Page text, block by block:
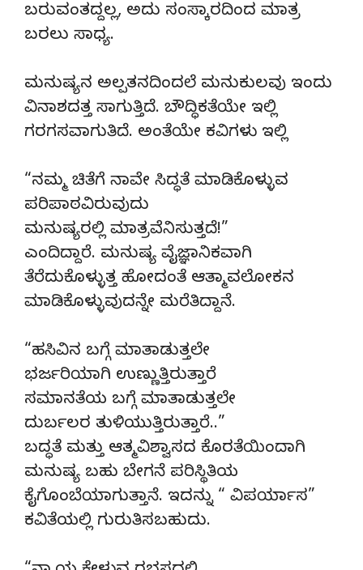
ಬರುವಂತದ್ದಲ್ಲ, ಅದು ಸಂಸ್ಕಾರದಿಂದ ಮಾತ್ರ
ಬರಲು ಸಾಧ್ಯ.
ಮನುಷ್ಯನ ಅಲ್ಪತನದಿಂದಲೆ ಮನುಕುಲವು ಇಂದು
ವಿನಾಶದತ್ತ ಸಾಗುತ್ತಿದೆ. ಬೌದ್ಧಿಕತೆಯೇ ಇಲ್ಲಿ
ಗರಗಸವಾಗುತಿದೆ. ಅಂತೆಯೇ ಕವಿಗಳು ಇಲ್ಲಿ
“ನಮ್ಮ ಚಿತೆಗೆ ನಾವೇ ಸಿದ್ಧತೆ ಮಾಡಿಕೊಳ್ಳುವ
ಪರಿಪಾಠವಿರುವುದು
ಮನುಷ್ಯರಲ್ಲಿ ಮಾತ್ರವೆನಿಸುತ್ತದೆ!”
ಎಂದಿದ್ದಾರೆ. ಮನುಷ್ಯ ವೈಜ್ಞಾನಿಕವಾಗಿ
ತೆರೆದುಕೊಳ್ಳುತ್ತ ಹೋದಂತೆ ಆತ್ಮಾವಲೋಕನ
ಮಾಡಿಕೊಳ್ಳುವುದನ್ನೇ ಮರೆತಿದ್ದಾನೆ.
“ಹಸಿವಿನ ಬಗ್ಗೆ ಮಾತಾಡುತ್ತಲೇ
ಭರ್ಜರಿಯಾಗಿ ಉಣ್ಣುತ್ತಿರುತ್ತಾರೆ
ಸಮಾನತೆಯ ಬಗ್ಗೆ ಮಾತಾಡುತ್ತಲೇ
ದುರ್ಬಲರ ತುಳಿಯುತ್ತಿರುತ್ತಾರೆ..”
ಬದ್ಧತೆ ಮತ್ತು ಆತ್ಮವಿಶ್ವಾಸದ ಕೊರತೆಯಿಂದಾಗಿ
ಮನುಷ್ಯ ಬಹು ಬೇಗನೆ ಪರಿಸ್ಥಿತಿಯ
ಕೈಗೊಂಬೆಯಾಗುತ್ತಾನೆ. ಇದನ್ನು “ ವಿಪರ್ಯಾಸ”
ಕವಿತೆಯಲ್ಲಿ ಗುರುತಿಸಬಹುದು.